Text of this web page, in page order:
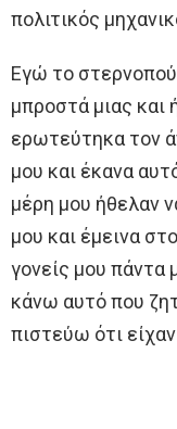
πολιτικός
Εγώ το
μπροστά μιας και
ερωτεύτηκα τον
μου και έκανα
μέρη μου ήθελαν
μου και έμεινα
γονείς μου πάντα
κάνω αυτό που
πιστεύω ότι